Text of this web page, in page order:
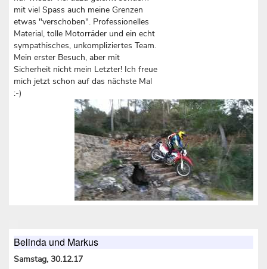
mit viel Spass auch meine Grenzen
etwas "verschoben". Professionelles
Material, tolle Motorräder und ein echt
sympathisches, unkompliziertes Team.
Mein erster Besuch, aber mit
Sicherheit nicht mein Letzter! Ich freue
mich jetzt schon auf das nächste Mal
:-)
Belinda und Markus
Samstag, 30.12.17